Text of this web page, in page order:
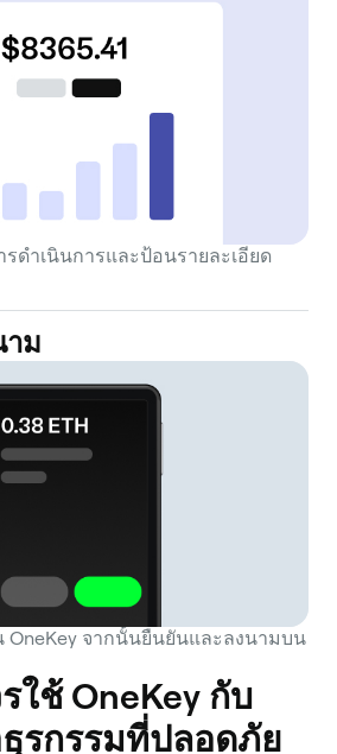
an LRT like ezETH is
Unlike a natively
which is locked, ezETH
used in other
(DeFi) protocols,
remain capital efficient.
across multiple Layer
accessibility and
costs for a wider
รดำเนินการและป้อนรายละเอียด
ม
OneKey จากนั้นยืนยันและลงนามบน
ใช้ OneKey กับ
ธุรกรรมที่ปลอดภัย